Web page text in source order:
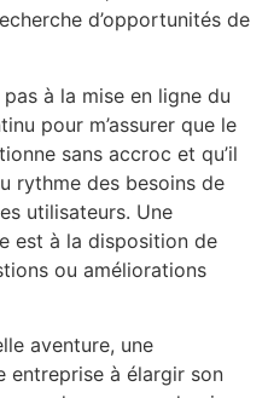
d’opportunités de
à la mise en ligne du
pour m’assurer que le
sans accroc et qu’il
rythme des besoins de
utilisateurs. Une
est à la disposition de
ou améliorations
aventure, une
entreprise à élargir son